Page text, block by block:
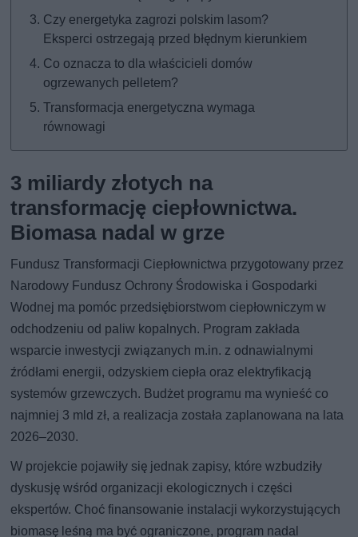
Czy energetyka zagrozi polskim lasom?
Eksperci ostrzegają przed błędnym kierunkiem
Co oznacza to dla właścicieli domów
ogrzewanych pelletem?
Transformacja energetyczna wymaga
równowagi
3 miliardy złotych na
transformację ciepłownictwa.
Biomasa nadal w grze
Fundusz Transformacji Ciepłownictwa przygotowany przez
Narodowy Fundusz Ochrony Środowiska i Gospodarki
Wodnej ma pomóc przedsiębiorstwom ciepłowniczym w
odchodzeniu od paliw kopalnych. Program zakłada
wsparcie inwestycji związanych m.in. z odnawialnymi
źródłami energii, odzyskiem ciepła oraz elektryfikacją
systemów grzewczych. Budżet programu ma wynieść co
najmniej 3 mld zł, a realizacja została zaplanowana na lata
2026–2030.
W projekcie pojawiły się jednak zapisy, które wzbudziły
dyskusję wśród organizacji ekologicznych i części
ekspertów. Choć finansowanie instalacji wykorzystujących
biomasę leśną ma być ograniczone, program nadal